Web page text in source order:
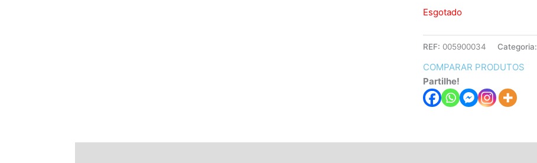
Esgotado
REF: 005900034 Categoria:
COMPARAR PRODUTOS
Partilhe!